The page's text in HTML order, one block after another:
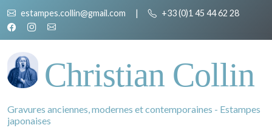
estampes.collin@gmail.com | +33 (0)1 45 44 62 28
Christian Collin
Gravures anciennes, modernes et contemporaines - Estampes
japonaises